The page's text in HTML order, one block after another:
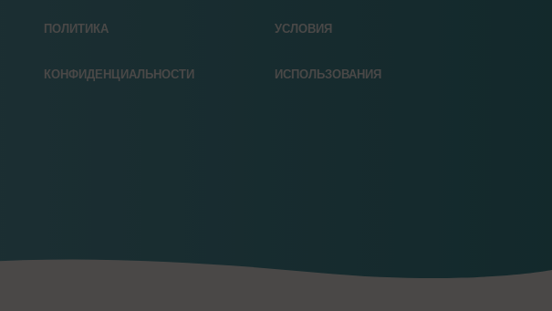
ПОЛИТИКА
КОНФИДЕНЦИАЛЬНОСТИ
УСЛОВИЯ
ИСПОЛЬЗОВАНИЯ